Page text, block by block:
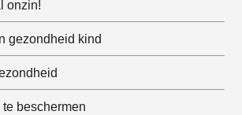
onzin!
gezondheid kind
beschermen